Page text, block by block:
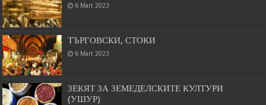
6 Mart 2023
ТЪРГОВСКИ, СТОКИ
6 Mart 2023
ЗЕКЯТ ЗА ЗЕМЕДЕЛСКИТЕ КУЛТУРИ
(УШУР)